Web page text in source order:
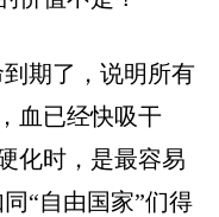
期了，说明所有
血已经快吸干
化时，是最容易
“自由国家”们得